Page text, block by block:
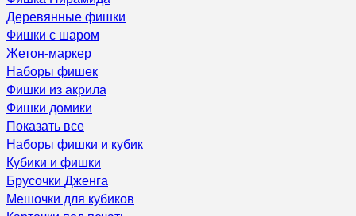
Деревянные фишки
Фишки с шаром
Жетон-маркер
Наборы фишек
Фишки из акрила
Фишки домики
Показать все
Наборы фишки и кубик
Кубики и фишки
Брусочки Дженга
Мешочки для кубиков